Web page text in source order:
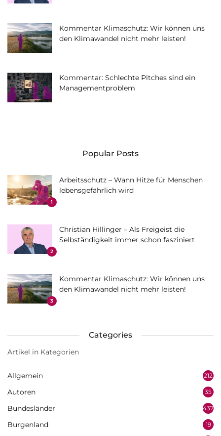
Kommentar Klimaschutz: Wir können uns
den Klimawandel nicht mehr leisten!
Kommentar: Schlechte Pitches sind ein
Managementproblem
Popular Posts
1
Arbeitsschutz – Wann Hitze für Menschen
lebensgefährlich wird
2
Christian Hillinger – Als Freigeist die
Selbständigkeit immer schon fasziniert
3
Kommentar Klimaschutz: Wir können uns
den Klimawandel nicht mehr leisten!
Categories
Artikel in Kategorien
Allgemein 212
Autoren 35
Bundesländer 437
Burgenland 19